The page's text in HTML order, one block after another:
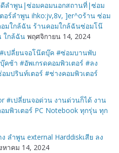
ดีลำพูน|ซ่อมคอมนอกสถานที่|ซ่อม
อร์ลำพูน ihko:jv,8v, ]er^oร้าน ซ่อม
มใกล้ฉัน ร้านคอมใกล้ฉันซ่อมโน๊
ใกล้ฉัน พฤศจิกายน 14, 2024
เปลี่ยนจอโน๊ตบุ๊ค #ซ่อมบานพับ
ช้า #อัพเกรดคอมพิวเตอร์ #ลง
มปรินท์เตอร์ #ช่างคอมพิวเตอร์
#เปลี่ยนจอด่วน งานด่วนก็ได้ งาน
พิวเตอร์ PC Notebook ทุกรุ่น ทุก
ลำพูน external Harddiskเสีย ลง
หาคม 14, 2024